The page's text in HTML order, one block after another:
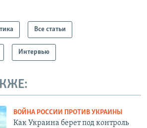
Все статьи
Интервью
ВОЙНА РОССИИ ПРОТИВ УКРАИНЫ
Как Украина берет под контроль